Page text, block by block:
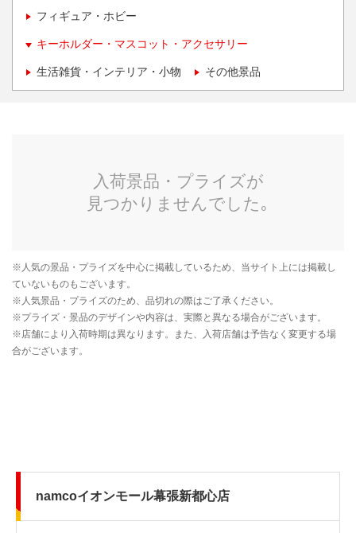
フィギュア・ホビー
キーホルダー・マスコット・アクセサリー
生活雑貨・インテリア・小物 その他景品
namcoイオンモール幕張新都心店